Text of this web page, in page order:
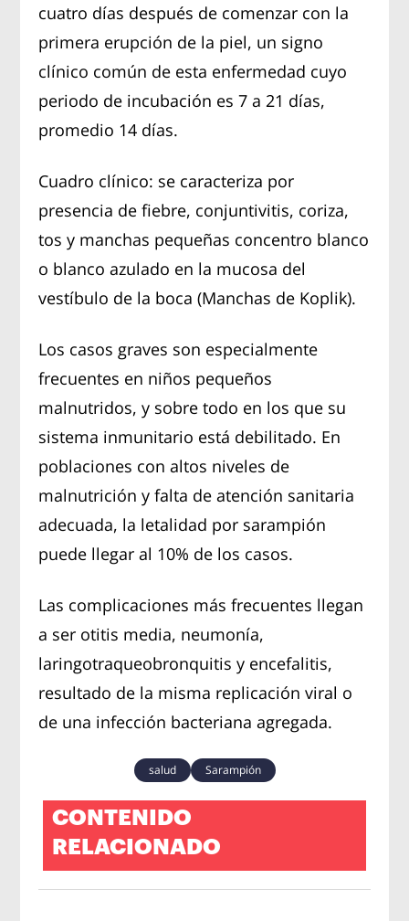
cuatro días después de comenzar con la
primera erupción de la piel, un signo
clínico común de esta enfermedad cuyo
periodo de incubación es 7 a 21 días,
promedio 14 días.
Cuadro clínico: se caracteriza por
presencia de fiebre, conjuntivitis, coriza,
tos y manchas pequeñas concentro blanco
o blanco azulado en la mucosa del
vestíbulo de la boca (Manchas de Koplik).
Los casos graves son especialmente
frecuentes en niños pequeños
malnutridos, y sobre todo en los que su
sistema inmunitario está debilitado. En
poblaciones con altos niveles de
malnutrición y falta de atención sanitaria
adecuada, la letalidad por sarampión
puede llegar al 10% de los casos.
Las complicaciones más frecuentes llegan
a ser otitis media, neumonía,
laringotraqueobronquitis y encefalitis,
resultado de la misma replicación viral o
de una infección bacteriana agregada.
salud Sarampión
CONTENIDO
RELACIONADO